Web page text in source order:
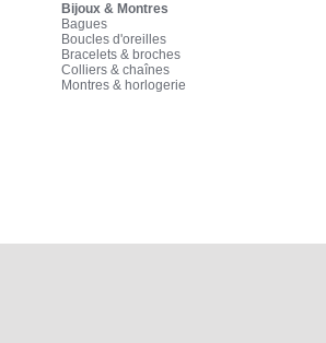
Bijoux & Montres
Bagues
Boucles d'oreilles
Bracelets & broches
Colliers & chaînes
Montres & horlogerie